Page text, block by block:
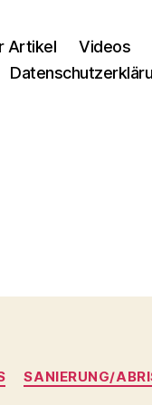
Artikel Videos
SANIERUNG/